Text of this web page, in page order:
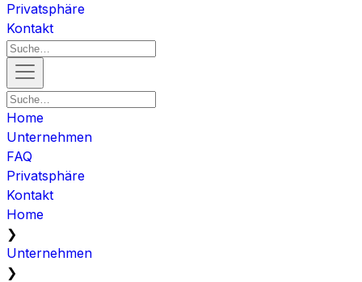
Privatsphäre
Kontakt
Home
Unternehmen
FAQ
Privatsphäre
Kontakt
Home
❯
Unternehmen
❯